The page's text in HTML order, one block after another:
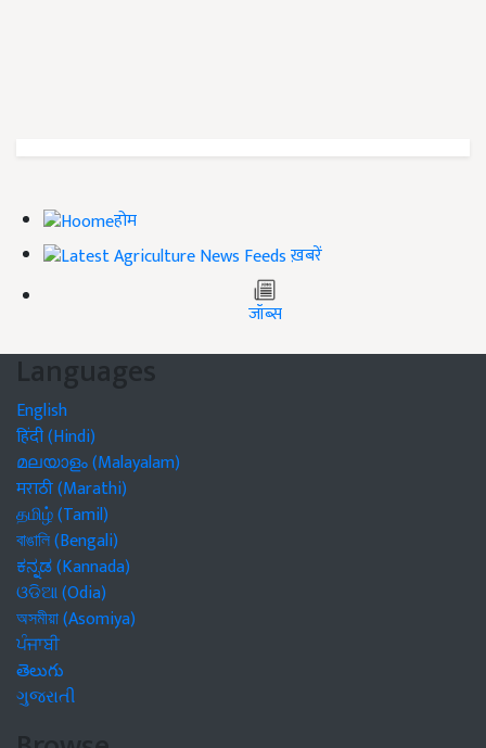
होम
ख़बरें
जॉब्स
Languages
English
हिंदी (Hindi)
മലയാളം (Malayalam)
मराठी (Marathi)
தமிழ் (Tamil)
বাঙালি (Bengali)
ಕನ್ನಡ (Kannada)
ଓଡିଆ (Odia)
অসমীয়া (Asomiya)
ਪੰਜਾਬੀ
తెలుగు
ગુજરાતી